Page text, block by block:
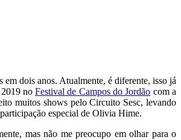
dois anos. Atualmente, é diferente, isso já
2019 noFestival de Campos do Jordão com a
muitos shows pelo Circuito Sesc, levando
especial de Olivia Hime.
mas não me preocupo em olhar para o